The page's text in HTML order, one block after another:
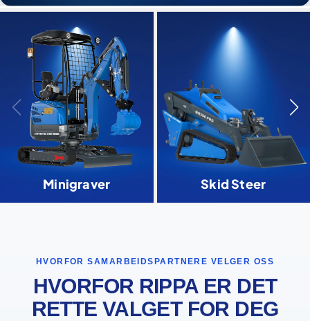
Minigraver Skid Steer
HVORFOR SAMARBEIDSPARTNERE VELGER OSS
HVORFOR RIPPA ER DET
RETTE VALGET FOR DEG